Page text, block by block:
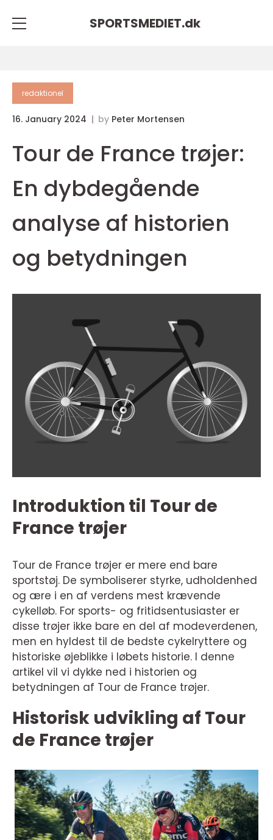
SPORTSMEDIET.dk
redaktionel
16. January 2024 by Peter Mortensen
Tour de France trøjer:
En dybdegående
analyse af historien
og betydningen
Introduktion til Tour de
France trøjer
Tour de France trøjer er mere end bare
sportstøj. De symboliserer styrke, udholdenhed
og ære i en af verdens mest krævende
cykelløb. For sports- og fritidsentusiaster er
disse trøjer ikke bare en del af modeverdenen,
men en hyldest til de bedste cykelryttere og
historiske øjeblikke i løbets historie. I denne
artikel vil vi dykke ned i historien og
betydningen af Tour de France trøjer.
Historisk udvikling af Tour
de France trøjer